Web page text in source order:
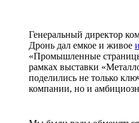
Генеральный директор
Дронь дал емкое и живое
«Промышленные
рамках выставки
поделились не только
компании, но и